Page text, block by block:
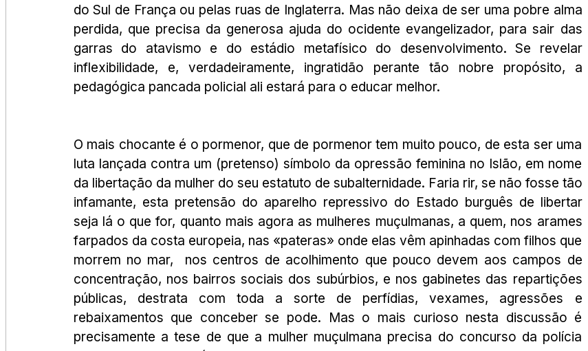
do Sul de França ou pelas ruas de Inglaterra. Mas não deixa de ser uma pobre alma
perdida, que precisa da generosa ajuda do ocidente evangelizador, para sair das
garras do atavismo e do estádio metafísico do desenvolvimento. Se revelar
inflexibilidade, e, verdadeiramente, ingratidão perante tão nobre propósito, a
pedagógica pancada policial ali estará para o educar melhor.
O mais chocante é o pormenor, que de pormenor tem muito pouco, de esta ser uma
luta lançada contra um (pretenso) símbolo da opressão feminina no Islão, em nome
da libertação da mulher do seu estatuto de subalternidade. Faria rir, se não fosse tão
infamante, esta pretensão do aparelho repressivo do Estado burguês de libertar
seja lá o que for, quanto mais agora as mulheres muçulmanas, a quem, nos arames
farpados da costa europeia, nas «pateras» onde elas vêm apinhadas com filhos que
morrem no mar,  nos centros de acolhimento que pouco devem aos campos de
concentração, nos bairros sociais dos subúrbios, e nos gabinetes das repartições
públicas, destrata com toda a sorte de perfídias, vexames, agressões e
rebaixamentos que conceber se pode. Mas o mais curioso nesta discussão é
precisamente a tese de que a mulher muçulmana precisa do concurso da polícia